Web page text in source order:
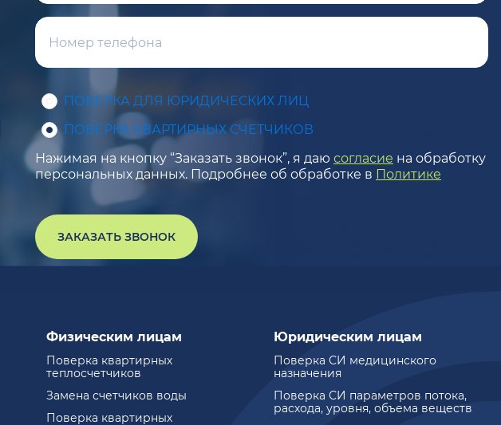
ПОВЕРКА ДЛЯ ЮРИДИЧЕСКИХ ЛИЦ
ПОВЕРКА КВАРТИРНЫХ СЧЕТЧИКОВ
Нажимая на кнопку “Заказать звонок”, я даю согласие на обработку
персональных данных. Подробнее об обработке в Политике
ЗАКАЗАТЬ ЗВОНОК
Физическим лицам
Поверка квартирных
теплосчетчиков
Замена счетчиков воды
Поверка квартирных
Юридическим лицам
Поверка СИ медицинского
назначения
Поверка СИ параметров потока,
расхода, уровня, объема веществ